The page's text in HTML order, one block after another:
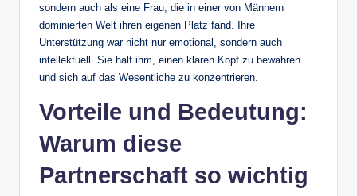
sondern auch als eine Frau, die in einer von Männern
dominierten Welt ihren eigenen Platz fand. Ihre
Unterstützung war nicht nur emotional, sondern auch
intellektuell. Sie half ihm, einen klaren Kopf zu bewahren
und sich auf das Wesentliche zu konzentrieren.
Vorteile und Bedeutung:
Warum diese
Partnerschaft so wichtig